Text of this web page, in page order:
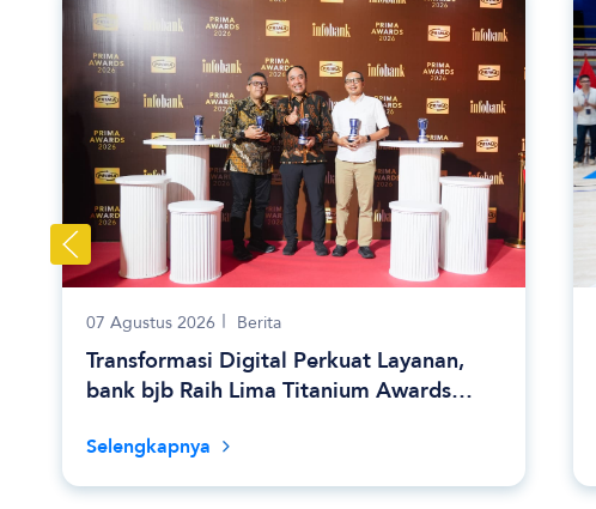
07 Agustus 2026 Berita
Transformasi Digital Perkuat Layanan,
bank bjb Raih Lima Titanium Awards
Selengkapnya